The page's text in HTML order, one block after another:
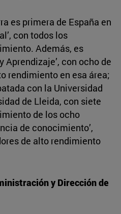
es primera de España en
con todos los
Además, es
Aprendizaje’, con ocho de
rendimiento en esa área;
con la Universidad
de Lleida, con siete
de los ocho
de conocimiento’,
de alto rendimiento
y Dirección de